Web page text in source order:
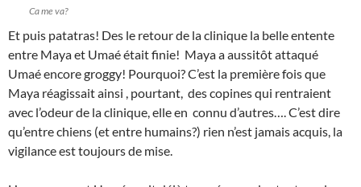
Ca me va?
Et puis patatras! Des le retour de la clinique la belle entente
entre Maya et Umaé était finie! Maya a aussitôt attaqué
Umaé encore groggy! Pourquoi? C’est la première fois que
Maya réagissait ainsi , pourtant, des copines qui rentraient
avec l’odeur de la clinique, elle en connu d’autres…. C’est dire
qu’entre chiens (et entre humains?) rien n’est jamais acquis, la
vigilance est toujours de mise.